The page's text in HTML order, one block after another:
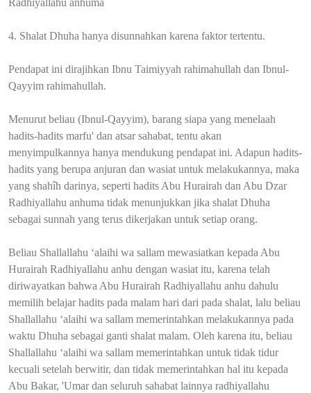
Radhiyallahu anhuma
4. Shalat Dhuha hanya disunnahkan karena faktor tertentu.
Pendapat ini dirajihkan Ibnu Taimiyyah rahimahullah dan Ibnul-
Qayyim rahimahullah.
Menurut beliau (Ibnul-Qayyim), barang siapa yang menelaah
hadits-hadits marfu' dan atsar sahabat, tentu akan
menyimpulkannya hanya mendukung pendapat ini. Adapun hadits-
hadits yang berupa anjuran dan wasiat untuk melakukannya, maka
yang shahîh darinya, seperti hadits Abu Hurairah dan Abu Dzar
Radhiyallahu anhuma tidak menunjukkan jika shalat Dhuha
sebagai sunnah yang terus dikerjakan untuk setiap orang.
Beliau Shallallahu ‘alaihi wa sallam mewasiatkan kepada Abu
Hurairah Radhiyallahu anhu dengan wasiat itu, karena telah
diriwayatkan bahwa Abu Hurairah Radhiyallahu anhu dahulu
memilih belajar hadits pada malam hari dari pada shalat, lalu beliau
Shallallahu ‘alaihi wa sallam memerintahkan melakukannya pada
waktu Dhuha sebagai ganti shalat malam. Oleh karena itu, beliau
Shallallahu ‘alaihi wa sallam memerintahkan untuk tidak tidur
kecuali setelah berwitir, dan tidak memerintahkan hal itu kepada
Abu Bakar, 'Umar dan seluruh sahabat lainnya radhiyallahu